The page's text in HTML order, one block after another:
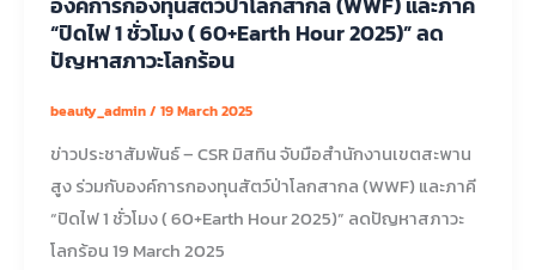
“ปิดไฟ 1 ชั่วโมง ( 60+Earth Hour 2025)” ลด
ปัญหาสภาวะโลกร้อน
beauty_admin/ 19 March 2025
ข่าวประชาสัมพันธ์ – CSR มิสทิน จับมือสำนักงานเขตสะพาน
สูง ร่วมกับองค์การกองทุนสัตว์ป่าโลกสากล (WWF) และภาคี
“ปิดไฟ 1 ชั่วโมง ( 60+Earth Hour 2025)” ลดปัญหาสภาวะ
โลกร้อน 19 March 2025